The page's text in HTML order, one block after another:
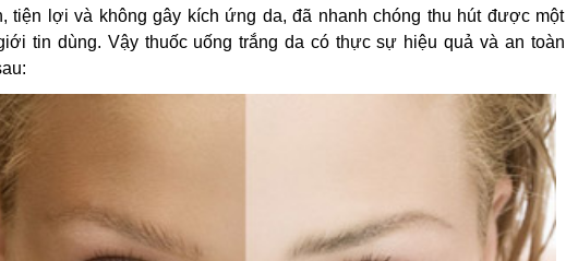
tiện lợi và không gây kích ứng da, đã nhanh chóng thu hút được một
tin dùng. Vậy thuốc uống trắng da có thực sự hiệu quả và an toàn